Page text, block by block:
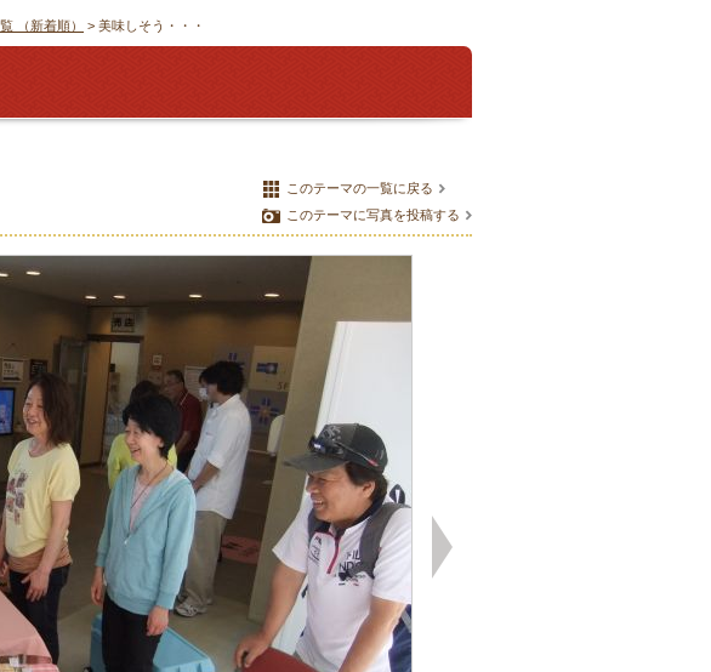
（新着順） > 美味しそう・・・
このテーマの一覧に戻る
このテーマに写真を投稿する